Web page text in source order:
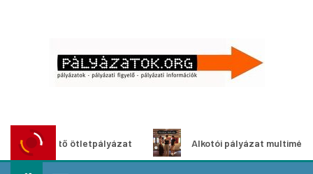
ötletpályázat Alkotói pályázat multimédia-